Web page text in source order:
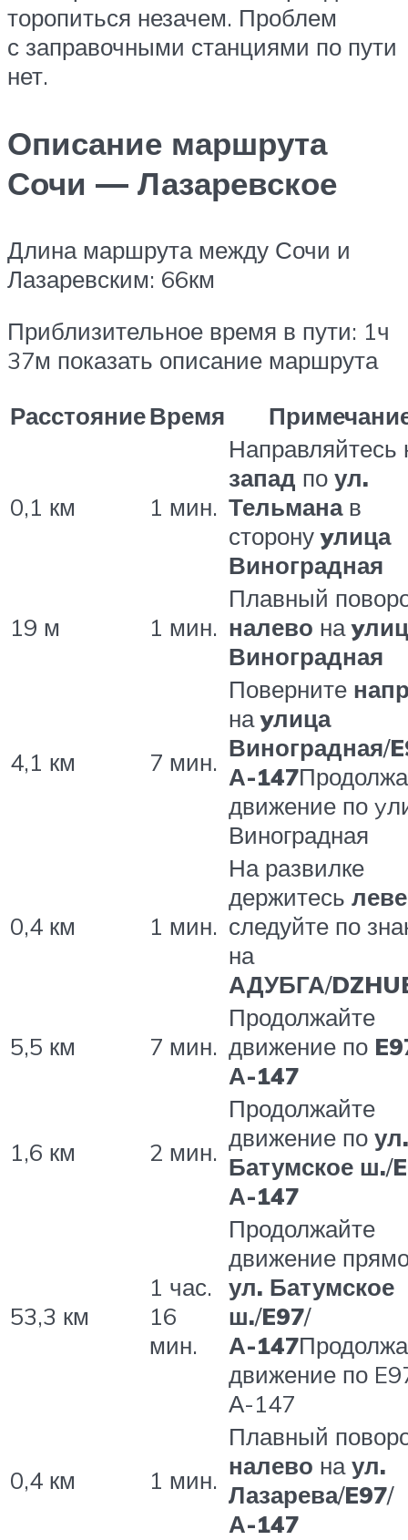
торопиться незачем. Проблем
с заправочными станциями по пути
нет.
Описание маршрута
Сочи — Лазаревское
Длина маршрута между Сочи и
Лазаревским: 66км
Приблизительное время в пути: 1ч
37м показать описание маршрута
РасстояниеВремя
0,1 км 1 мин.
Направляйтесь
запад по ул.
Тельманав
сторонуyлица
Виноградная
19 м 1 мин.
Плавный
налево на
Виноградная
4,1 км 7 мин.
Поверните
наyлица
Виноградная/
А-147
движение по
Виноградная
0,4 км 1 мин.
На развилке
держитесь
следуйте по
на
АДУБГА/
5,5 км 7 мин.
Продолжайте
движение по
А-147
1,6 км 2 мин.
Продолжайте
движение по ул.
Батумское ш./
А-147
53,3 км
1 час.
16
мин.
Продолжайте
движение
ул. Батумское
ш./E97/
А-147
движение по
А-147
0,4 км 1 мин.
Плавный
налево наул.
Лазарева/E97/
А-147